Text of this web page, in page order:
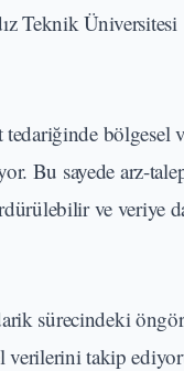
Teknik Üniversitesi
tedariğinde bölgesel
Bu sayede arz-
ve veriye
sürecindeki
verilerini takip